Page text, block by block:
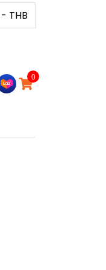
- THB
0